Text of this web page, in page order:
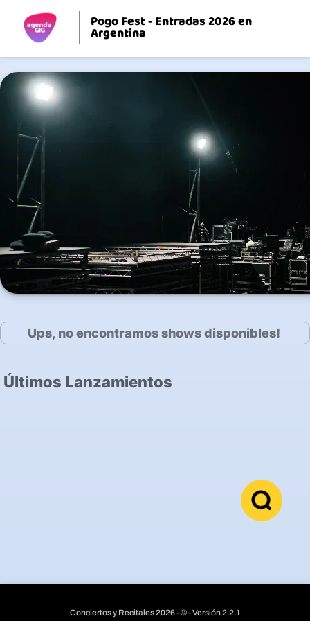
Pogo Fest - Entradas 2026 en
Argentina
Ups, no encontramos shows disponibles!
Últimos Lanzamientos
Conciertos y Recitales 2026 - © - Versión 2.2.1